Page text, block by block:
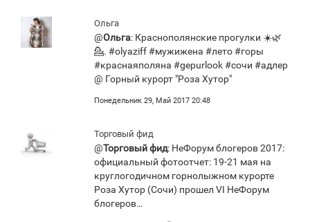
Ольга
@Ольга: Краснополянские прогулки ☀️🌿
💁. #olyaziff #мужижена #лето #горы
#краснаяполяна #gepurlook #сочи #адлер
@ Горный курорт "Роза Хутор"
Понедельник 29, Май 2017 20:48
Торговый фид
@Торговый фид: НеФорум блогеров 2017:
официальный фотоотчет: 19-21 мая на
круглогодичном горнолыжном курорте
Роза Хутор (Сочи) прошел VI НеФорум
блогеров…